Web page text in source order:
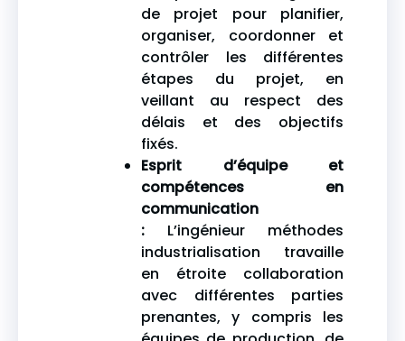
de projet pour planifier,
organiser, coordonner et
contrôler les différentes
étapes du projet, en
veillant au respect des
délais et des objectifs
fixés.
Esprit d’équipe et
compétences en
communication
: L’ingénieur méthodes
industrialisation travaille
en étroite collaboration
avec différentes parties
prenantes, y compris les